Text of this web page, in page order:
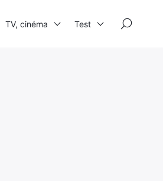
TV, cinéma Test